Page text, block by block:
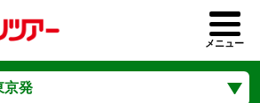
メニュー